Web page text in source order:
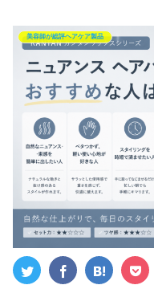
美容師が総評ヘアケア製品